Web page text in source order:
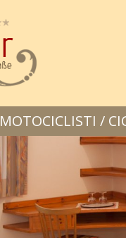
MOTOCICLISTI /